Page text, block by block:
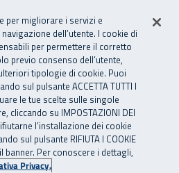
06 45539607
Inail per il mondo della disabilità
per migliorare i servizi e
dell’utente. I cookie di
per permettere il corretto
previo consenso dell’utente,
tipologie di cookie. Puoi
sul pulsante ACCETTA TUTTI I
le tue scelte sulle singole
cliccando su IMPOSTAZIONI DEI
l’installazione dei cookie
sul pulsante RIFIUTA I COOKIE
banner. Per conoscere i dettagli,
Privacy.